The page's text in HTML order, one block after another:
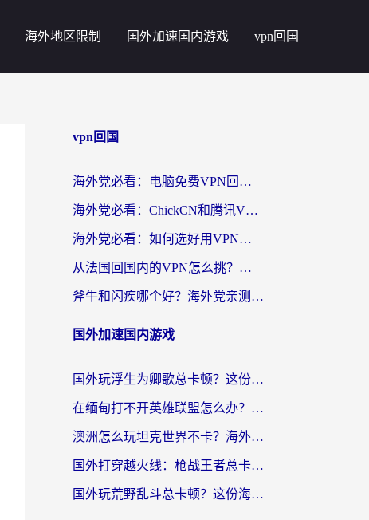
海外地区限制 国外加速国内游戏 vpn回国
vpn回国
海外党必看：电脑免费VPN回国真的靠谱吗？附实测对比与最优方案指南
海外党必看：ChickCN和腾讯VPN好用吗？3招选对回国加速器，告别地区限制
海外党必看：如何选好用VPN实现国内资源无缝访问？从越南到全球都适用
从法国回国内的VPN怎么挑？海外党亲测：稳定、多端、安全才是关键
斧牛和闪疾哪个好？海外党亲测3款回国加速器，教你选到不踩坑的那一款
国外加速国内游戏
国外玩浮生为卿歌总卡顿？这份加速器选择指南帮你找回丝滑体验
在缅甸打不开英雄联盟怎么办？海外党亲测有效的国服游戏加速指南
澳洲怎么玩坦克世界不卡？海外党国服游戏加速终极指南（附逆战奇妙碰碰车解决方案）
国外打穿越火线：枪战王者总卡顿？这篇加速器推荐下载指南帮你解决延迟难题
国外玩荒野乱斗总卡顿？这份海外党专属的国服游戏加速攻略请收好